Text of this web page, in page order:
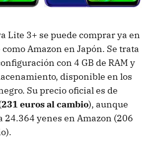
Lite 3+ se puede comprar ya en
Amazon en Japón. Se trata
con 4 GB de RAM y
disponible en los
Su precio oficial es de
231 euros al cambio), aunque
24.364 yenes en Amazon (206